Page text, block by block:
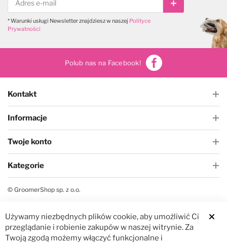
Subskrybuj
* Warunki usługi Newsletter znajdziesz w naszej Polityce
Prywatności
Polub nas na Facebook!
Kontakt
Informacje
Twoje konto
Kategorie
© GroomerShop sp. z o.o.
Używamy niezbędnych plików cookie, aby umożliwić Ci
przeglądanie i robienie zakupów w naszej witrynie. Za
Twoją zgodą możemy włączyć funkcjonalne i